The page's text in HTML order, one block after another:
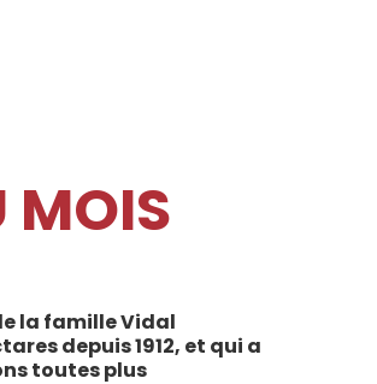
MOIS
la famille Vidal
depuis 1912, et qui a
toutes plus